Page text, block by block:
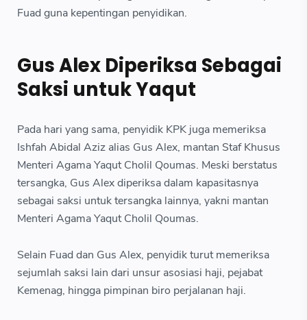
Fuad guna kepentingan penyidikan.
Gus Alex Diperiksa Sebagai
Saksi untuk Yaqut
Pada hari yang sama, penyidik KPK juga memeriksa
Ishfah Abidal Aziz alias Gus Alex, mantan Staf Khusus
Menteri Agama Yaqut Cholil Qoumas. Meski berstatus
tersangka, Gus Alex diperiksa dalam kapasitasnya
sebagai saksi untuk tersangka lainnya, yakni mantan
Menteri Agama Yaqut Cholil Qoumas.
Selain Fuad dan Gus Alex, penyidik turut memeriksa
sejumlah saksi lain dari unsur asosiasi haji, pejabat
Kemenag, hingga pimpinan biro perjalanan haji.